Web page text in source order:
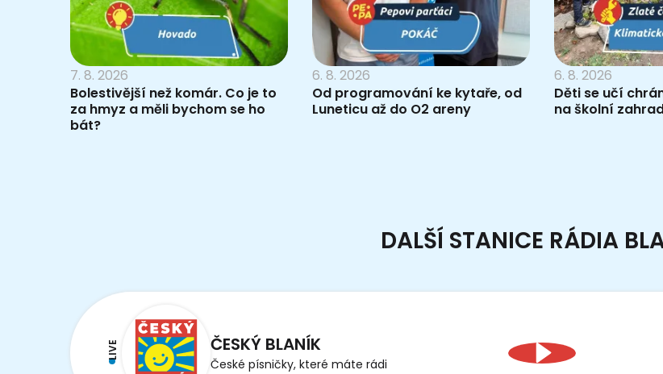
7. 8. 2026
Bolestivější než komár. Co je to
za hmyz a měli bychom se ho
bát?
6. 8. 2026
Od programování ke kytaře, od
Luneticu až do O2 areny
6. 8. 2026
Děti se učí
na školní
DALŠÍ STANICE RÁDIA
LIVE ČESKÝ BLANÍK
České písničky, které máte rádi